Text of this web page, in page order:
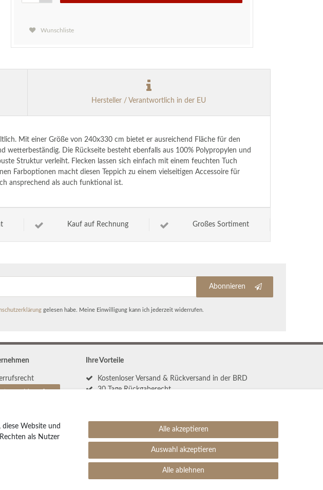
Wunschliste
Hersteller / Verantwortlich in der EU
Mit einer Größe von 240x330 cm bietet er ausreichend Fläche für den
wetterbeständig. Die Rückseite besteht ebenfalls aus 100% Polypropylen und
Struktur verleiht. Flecken lassen sich einfach mit einem feuchten Tuch
Farboptionen macht diesen Teppich zu einem vielseitigen Accessoire für
ansprechend als auch funktional ist.
Kauf auf Rechnung Großes Sortiment
Abonnieren
gelesen habe. Meine Einwilligung kann ich jederzeit widerrufen.
Ihre Vorteile
Kostenloser Versand & Rückversand in der BRD
30 Tage Rückgaberecht
Einfache Auftragsverfolgung
Website und
als Nutzer
Alle akzeptieren
Auswahl akzeptieren
Alle ablehnen
bei: ebay.de,